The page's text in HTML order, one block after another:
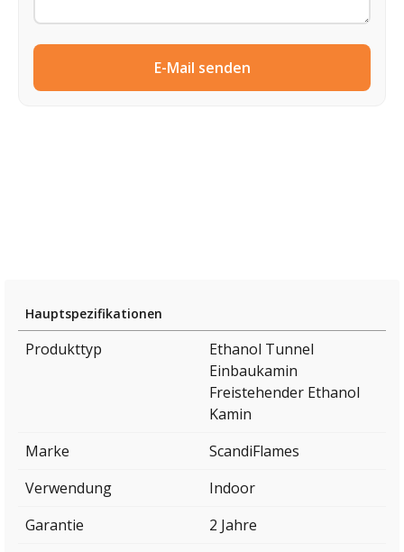
E-Mail senden
Hauptspezifikationen
Produkttyp
Ethanol Tunnel
Einbaukamin
Freistehender Ethanol
Kamin
Marke
ScandiFlames
Verwendung
Indoor
Garantie
2 Jahre